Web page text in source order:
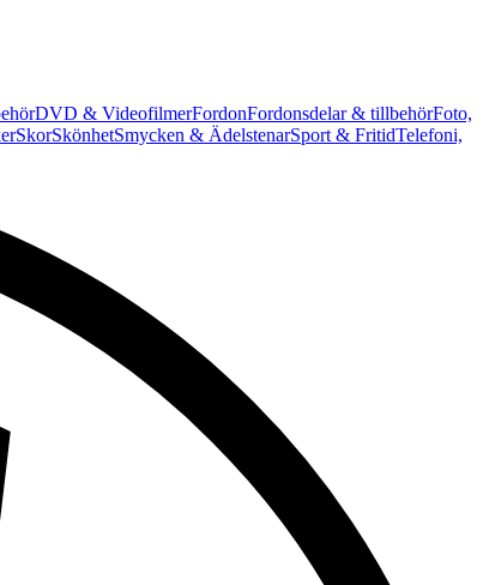
DVD & VideofilmerFordonFordonsdelar & tillbehörFoto,
SkorSkönhetSmycken & ÄdelstenarSport & FritidTelefoni,